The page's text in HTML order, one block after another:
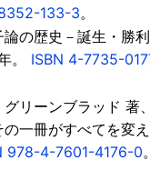
133-3。
論の歴史－誕生・勝
。 ISBN 4-7735-
リーンブラッド 著
の一冊がすべてを変え
978-4-7601-4176-0。